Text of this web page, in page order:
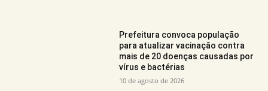
Prefeitura convoca população
para atualizar vacinação contra
mais de 20 doenças causadas por
vírus e bactérias
10 de agosto de 2026